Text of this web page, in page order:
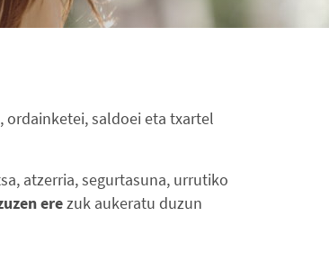
saldoei eta txartel
atzerria, segurtasuna, urrutiko
erezuk aukeratu duzun